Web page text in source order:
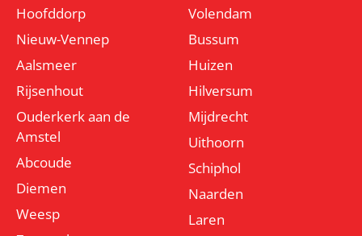
Hoofddorp
Nieuw-Vennep
Aalsmeer
Rijsenhout
Ouderkerk aan de
Amstel
Abcoude
Diemen
Weesp
Volendam
Bussum
Huizen
Hilversum
Mijdrecht
Uithoorn
Schiphol
Naarden
Laren